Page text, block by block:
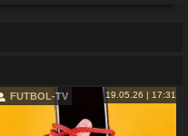
FUTBOL-TV 19.05.26 | 17:31